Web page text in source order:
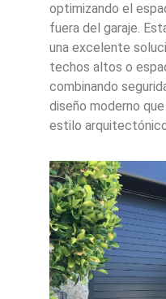
optimizando el
fuera del garaje.
una excelente
techos altos o
combinando
diseño moderno
estilo